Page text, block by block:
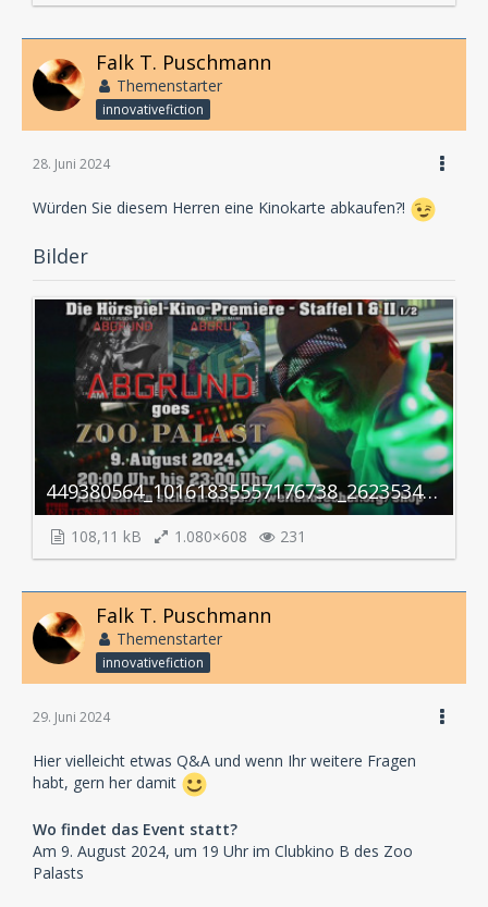
Falk T. Puschmann
Themenstarter
innovativefiction
28. Juni 2024
Würden Sie diesem Herren eine Kinokarte abkaufen?!
Bilder
449380564_10161835557176738_2623534357531021670_n.jpg
108,11 kB 1.080×608 231
Falk T. Puschmann
Themenstarter
innovativefiction
29. Juni 2024
Hier vielleicht etwas Q&A und wenn Ihr weitere Fragen
habt, gern her damit
Wo findet das Event statt?
Am 9. August 2024, um 19 Uhr im Clubkino B des Zoo
Palasts